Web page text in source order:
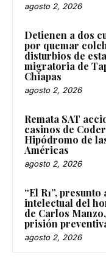
agosto 2, 2026
Detienen a dos
por quemar
disturbios de
migratoria de
Chiapas
agosto 2, 2026
Remata SAT
casinos de
Hipódromo de
Américas
agosto 2, 2026
“El R1”, presunto
intelectual del
de Carlos
prisión
agosto 2, 2026